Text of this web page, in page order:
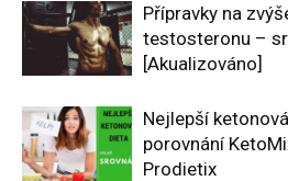
Přípravky na
testosteronu –
[Akualizováno]
Nejlepší
porovnání
Prodietix